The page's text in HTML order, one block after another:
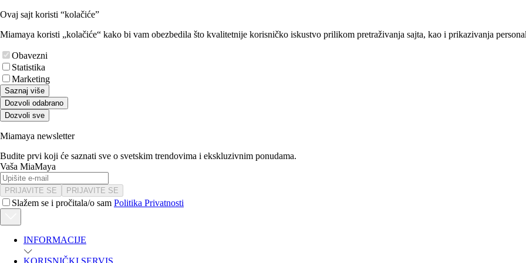
Ovaj sajt koristi “kolačiće”
Miamaya koristi „kolačiće“ kako bi vam obezbedila što kvalitetnije korisničko iskustvo prilikom pretraživanja sajta, kao i prikazivanja
Obavezni
Statistika
Marketing
Saznaj više
Dozvoli odabrano
Dozvoli sve
Miamaya newsletter
Budite prvi koji će saznati sve o svetskim trendovima i ekskluzivnim ponudama.
Vaša MiaMaya
PRIJAVITE SE PRIJAVITE SE
Slažem se i pročitala/o sam Politika Privatnosti
INFORMACIJE
KORISNIČKI SERVIS